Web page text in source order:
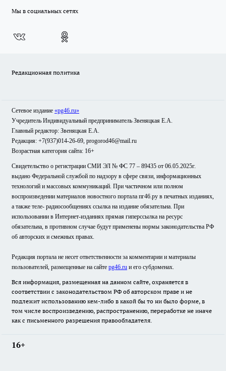
Мы в социальных сетях
Редакционная политика
Сетевое издание «pg46.ru»
Учредитель Индивидуальный предприниматель Звеняцкая Е.А.
Главный редактор: Звеняцкая Е.А.
Редакция: +7(937)014-26-69, progorod46@mail.ru
Возрастная категория сайта: 16+
Свидетельство о регистрации СМИ ЭЛ № ФС 77 – 89435 от 06.05.2025г.
выдано Федеральной службой по надзору в сфере связи, информационных
технологий и массовых коммуникаций. При частичном или полном
воспроизведении материалов новостного портала пг46.ру в печатных изданиях,
а также теле- радиосообщениях ссылка на издание обязательна. При
использовании в Интернет-изданиях прямая гиперссылка на ресурс
обязательна, в противном случае будут применены нормы законодательства РФ
об авторских и смежных правах.
Редакция портала не несет ответственности за комментарии и материалы
пользователей, размещенные на сайте pg46.ru и его субдоменах.
Вся информация, размещенная на данном сайте, охраняется в
соответствии с законодательством РФ об авторском праве и не
подлежит использованию кем-либо в какой бы то ни было форме, в
том числе воспроизведению, распространению, переработке не иначе
как с письменного разрешения правообладателя.
16+